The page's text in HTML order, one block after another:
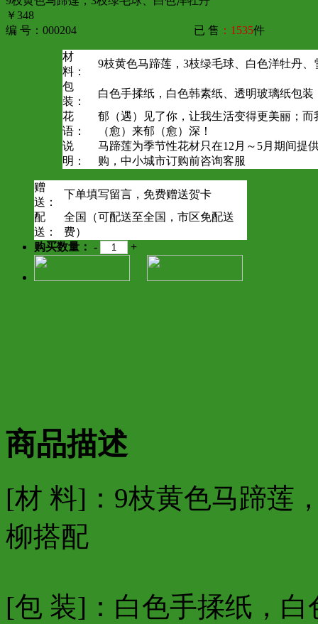
￥348
编 号：000204
已 售 ：1535件
材
料：
9枝黄色马蹄莲，3枝绿毛球、白色洋牡丹、
包
装：
白色手揉纸，白色韩素纸、透明玻璃纸包装
花
语：
郁（遇）见了你，让我生活变得更美丽；而
（愈）来郁（愈）深！
说
明：
马蹄莲为季节性花材只在12月～5月期间提
购，中小城市订购前咨询客服
赠
送：
下单填写留言，免费赠送贺卡
配
送：
全国（可配送至全国，市区免配送
费）
购买数量： - +
商品描述
[材 料]：9枝黄色马蹄莲
柳搭配
[包 装]：白色手揉纸，